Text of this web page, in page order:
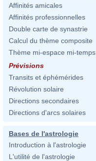
Affinités amicales
Affinités professionnelles
Double carte de synastrie
Calcul du thème composite
Thème mi-espace mi-temps
Prévisions
Transits et éphémérides
Révolution solaire
Directions secondaires
Directions d'arcs solaires
Bases de l'astrologie
Introduction à l'astrologie
L'utilité de l'astrologie